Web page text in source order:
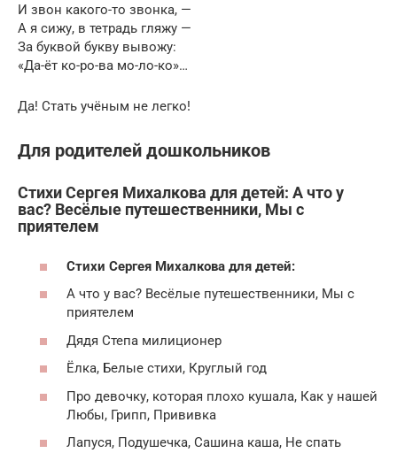
И звон какого-то звонка, —
А я сижу, в тетрадь гляжу —
За буквой букву вывожу:
«Да-ёт ко-ро-ва мо-ло-ко»…
Да! Стать учёным не легко!
Для родителей дошкольников
Стихи Сергея Михалкова для детей: А что у
вас? Весёлые путешественники, Мы с
приятелем
Стихи Сергея Михалкова для детей:
А что у вас? Весёлые путешественники, Мы с
приятелем
Дядя Степа милиционер
Ёлка, Белые стихи, Круглый год
Про девочку, которая плохо кушала, Как у нашей
Любы, Грипп, Прививка
Лапуся, Подушечка, Сашина каша, Не спать